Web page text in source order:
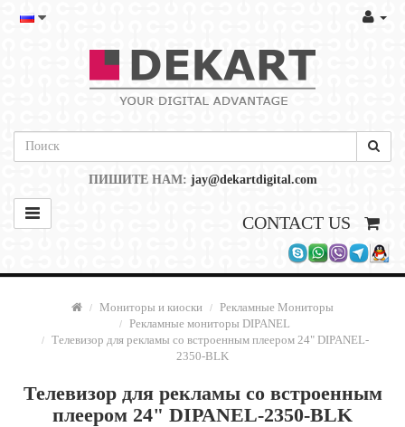
ПИШИТЕ НАМ: jay@dekartdigital.com
CONTACT US
Мониторы и киоски
Рекламные Мониторы
Рекламные мониторы DIPANEL
Телевизор для рекламы со встроенным плеером 24" DIPANEL-
2350-BLK
Телевизор для рекламы со встроенным
плеером 24" DIPANEL-2350-BLK